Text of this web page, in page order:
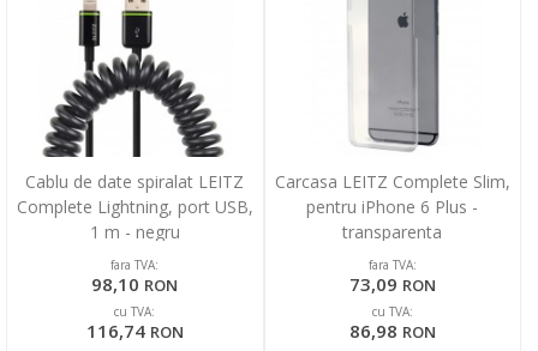
Cablu de date spiralat LEITZ
Complete Lightning, port USB,
1 m - negru
fara TVA:
98,10 RON
cu TVA:
116,74 RON
Carcasa LEITZ Complete Slim,
pentru iPhone 6 Plus -
transparenta
fara TVA:
73,09 RON
cu TVA:
86,98 RON